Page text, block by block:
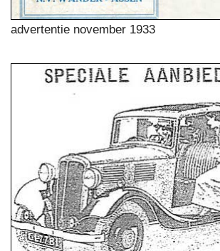
advertentie november 1933